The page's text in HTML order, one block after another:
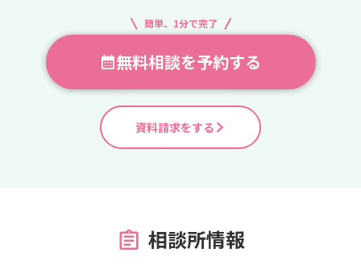
簡単、1分で完了
無料相談を予約する
資料請求をする
相談所情報